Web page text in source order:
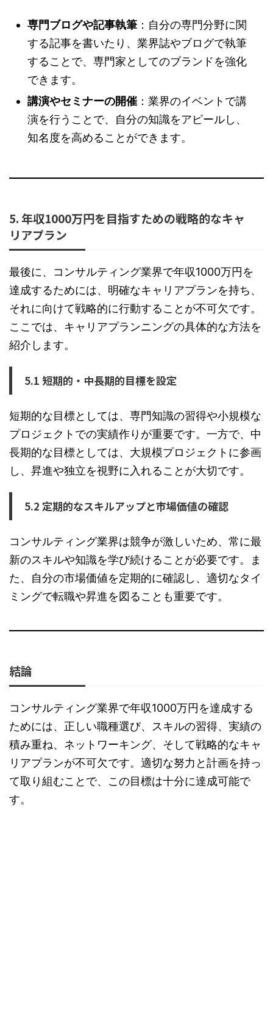
専門ブログや記事執筆 ：自分の専門分野に関
する記事を書いたり、業界誌やブログで執筆
することで、専門家としてのブランドを強化
できます。
講演やセミナーの開催 ：業界のイベントで講
演を行うことで、自分の知識をアピールし、
知名度を高めることができます。
5. 年収1000万円を目指すための戦略的なキャ
リアプラン
最後に、コンサルティング業界で年収1000万円を
達成するためには、明確なキャリアプランを持ち、
それに向けて戦略的に行動することが不可欠です。
ここでは、キャリアプランニングの具体的な方法を
紹介します。
5.1 短期的・中長期的目標を設定
短期的な目標としては、専門知識の習得や小規模な
プロジェクトでの実績作りが重要です。一方で、中
長期的な目標としては、大規模プロジェクトに参画
し、昇進や独立を視野に入れることが大切です。
5.2 定期的なスキルアップと市場価値の確認
コンサルティング業界は競争が激しいため、常に最
新のスキルや知識を学び続けることが必要です。ま
た、自分の市場価値を定期的に確認し、適切なタイ
ミングで転職や昇進を図ることも重要です。
結論
コンサルティング業界で年収1000万円を達成する
ためには、正しい職種選び、スキルの習得、実績の
積み重ね、ネットワーキング、そして戦略的なキャ
リアプランが不可欠です。適切な努力と計画を持っ
て取り組むことで、この目標は十分に達成可能で
す。